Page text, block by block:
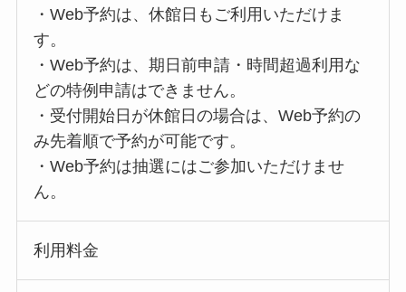
・Web予約は、休館日もご利用いただけま
す。
・Web予約は、期日前申請・時間超過利用な
どの特例申請はできません。
・受付開始日が休館日の場合は、Web予約の
み先着順で予約が可能です。
・Web予約は抽選にはご参加いただけませ
ん。
利用料金